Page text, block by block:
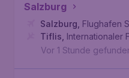
Salzburg
Salzburg Flughafen
Tiflis Internationaler
Vor 1 Stunde